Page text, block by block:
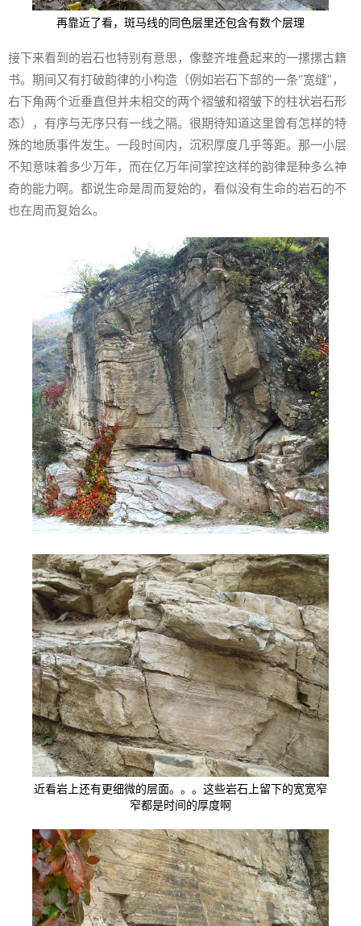
再靠近了看，斑马线的同色层里还包含有数个层理
接下来看到的岩石也特别有意思，像整齐堆叠起来的一摞摞古籍
书。期间又有打破韵律的小构造（例如岩石下部的一条“宽缝”，
右下角两个近垂直但并未相交的两个褶皱和褶皱下的柱状岩石形
态），有序与无序只有一线之隔。很期待知道这里曾有怎样的特
殊的地质事件发生。一段时间内，沉积厚度几乎等距。那一小层
不知意味着多少万年，而在亿万年间掌控这样的韵律是种多么神
奇的能力啊。都说生命是周而复始的，看似没有生命的岩石的不
也在周而复始么。
近看岩上还有更细微的层面。。。这些岩石上留下的宽宽窄
窄都是时间的厚度啊